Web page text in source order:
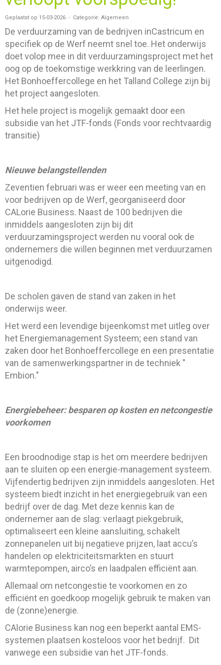
Geplaatst op 15-03-2026 - Categorie: Algemeen
De verduurzaming van de bedrijven inCastricum en
specifiek op de Werf neemt snel toe. Het onderwijs
doet volop mee in dit verduurzamingsproject met het
oog op de toekomstige werkkring van de leerlingen.
Het Bonhoeffercollege en het Talland College zijn bij
het project aangesloten.
Het hele project is mogelijk gemaakt door een
subsidie van het JTF-fonds (Fonds voor rechtvaardig
transitie)
Nieuwe belangstellenden
Zeventien februari was er weer een meeting van en
voor bedrijven op de Werf, georganiseerd door
CALorie Business. Naast de 100 bedrijven die
inmiddels aangesloten zijn bij dit
verduurzamingsproject werden nu vooral ook de
ondernemers die willen beginnen met verduurzamen
uitgenodigd.
De scholen gaven de stand van zaken in het
onderwijs weer.
Het werd een levendige bijeenkomst met uitleg over
het Energiemanagement Systeem; een stand van
zaken door het Bonhoeffercollege en een presentatie
van de samenwerkingspartner in de techniek "
Embion."
Energiebeheer: besparen op kosten en netcongestie
voorkomen
Een broodnodige stap is het om meerdere bedrijven
aan te sluiten op een energie-management systeem.
Vijfendertig bedrijven zijn inmiddels aangesloten. Het
systeem biedt inzicht in het energiegebruik van een
bedrijf over de dag. Met deze kennis kan de
ondernemer aan de slag: verlaagt piekgebruik,
optimaliseert een kleine aansluiting, schakelt
zonnepanelen uit bij negatieve prijzen, laat accu’s
handelen op elektriciteitsmarkten en stuurt
warmtepompen, airco’s en laadpalen efficiënt aan.
Allemaal om netcongestie te voorkomen en zo
efficiënt en goedkoop mogelijk gebruik te maken van
de (zonne)energie.
CAlorie Business kan nog een beperkt aantal EMS-
systemen plaatsen kosteloos voor het bedrijf. Dit
vanwege een subsidie van het JTF-fonds.